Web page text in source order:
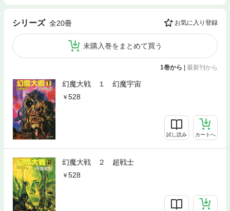
シリーズ 全20冊 お気に入り登録
未購入巻をまとめて買う
1巻から | 最新刊から
幻魔大戦 １ 幻魔宇宙
528
試し読み カートへ
幻魔大戦 ２ 超戦士
528